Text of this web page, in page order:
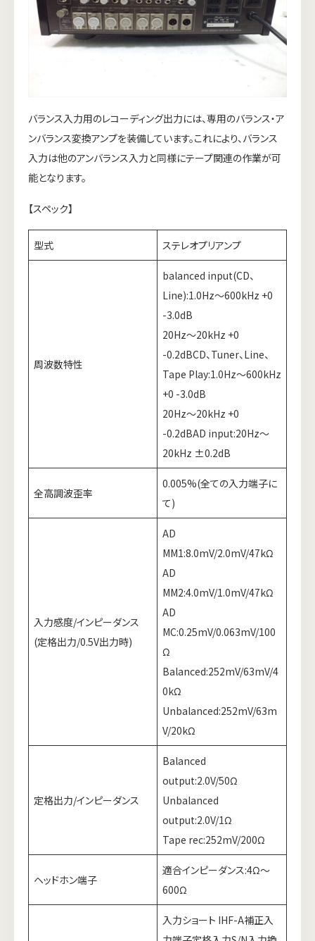
バランス入力用のレコーディング出力には、専用のバランス・ア
ンバランス変換アンプを装備しています。これにより、バランス
入力は他のアンバランス入力と同様にテープ関連の作業が可
能となります。
【スペック】
型式 ステレオプリアンプ
周波数特性
balanced input(CD、
Line):1.0Hz～600kHz +0
-3.0dB
20Hz～20kHz +0
-0.2dBCD、Tuner、Line、
Tape Play:1.0Hz～600kHz
+0 -3.0dB
20Hz～20kHz +0
-0.2dBAD input:20Hz～
20kHz ±0.2dB
全高調波歪率
0.005%(全ての入力端子に
て)
入力感度/インピーダンス
(定格出力/0.5V出力時)
AD
MM1:8.0mV/2.0mV/47kΩ
AD
MM2:4.0mV/1.0mV/47kΩ
AD
MC:0.25mV/0.063mV/100
Ω
Balanced:252mV/63mV/4
0kΩ
Unbalanced:252mV/63m
V/20kΩ
定格出力/インピーダンス
Balanced
output:2.0V/50Ω
Unbalanced
output:2.0V/1Ω
Tape rec:252mV/200Ω
ヘッドホン端子
適合インピーダンス:4Ω～
600Ω
入力ショート IHF-A補正入